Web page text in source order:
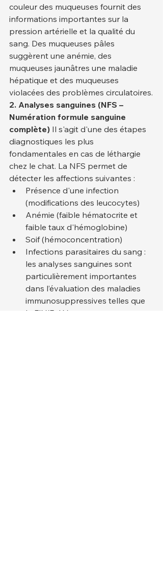
couleur des muqueuses fournit des
informations importantes sur la
pression artérielle et la qualité du
sang. Des muqueuses pâles
suggèrent une anémie, des
muqueuses jaunâtres une maladie
hépatique et des muqueuses
violacées des problèmes circulatoires.
2. Analyses sanguines (NFS –
Numération formule sanguine
complète) Il s'agit d'une des étapes
diagnostiques les plus
fondamentales en cas de léthargie
chez le chat. La NFS permet de
détecter les affections suivantes :
Présence d'une infection
(modifications des leucocytes)
Anémie (faible hématocrite et
faible taux d'hémoglobine)
Soif (hémoconcentration)
Infections parasitaires du sang :
les analyses sanguines sont
particulièrement importantes
dans l’évaluation des maladies
immunosuppressives telles que
le FIV/FeLV.